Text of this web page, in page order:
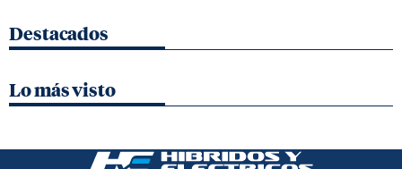
Destacados
Lo más visto